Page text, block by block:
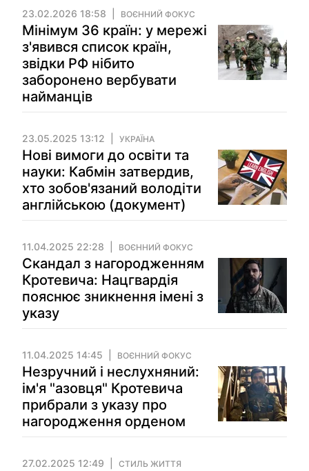
23.02.2026 18:58 ВОЄННИЙ ФОКУС
Мінімум 36 країн: у мережі
з'явився список країн,
звідки РФ нібито
заборонено вербувати
найманців
23.05.2025 13:12 УКРАЇНА
Нові вимоги до освіти та
науки: Кабмін затвердив,
хто зобов'язаний володіти
англійською (документ)
11.04.2025 22:28 ВОЄННИЙ ФОКУС
Скандал з нагородженням
Кротевича: Нацгвардія
пояснює зникнення імені з
указу
11.04.2025 14:45 ВОЄННИЙ ФОКУС
Незручний і неслухняний:
ім'я "азовця" Кротевича
прибрали з указу про
нагородження орденом
27.02.2025 12:49 СТИЛЬ ЖИТТЯ